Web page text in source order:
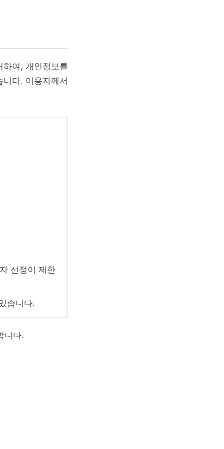
여, 개인정보를
다. 이용자께서
선정이 제한
습니다.
니다.